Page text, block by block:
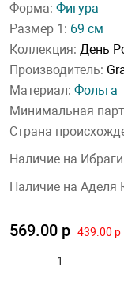
Форма: Фигура
Размер 1: 69 см
Коллекция: День
Производитель:
Материал: Фольга
Минимальная
Страна
Наличие на
Наличие на Аделя
569.00 р 439.00 р